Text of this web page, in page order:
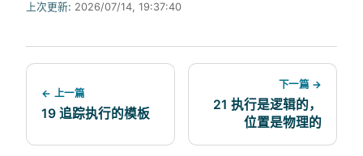
上次更新: 2026/07/14, 19:37:40
← 上一篇
19 追踪执行的模板
下一篇 →
21 执行是逻辑的，
位置是物理的